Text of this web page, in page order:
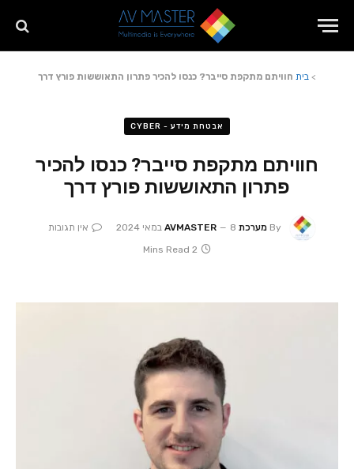
> בית חוויתם מתקפת סייבר? כנסו להכיר פתרון התאוששות פורץ דרך
אבטחת מידע - CYBER
חוויתם מתקפת סייבר? כנסו להכיר
פתרון התאוששות פורץ דרך
By מערכת AVMASTER 8 במאי 2024
אין תגובות
2 Mins Read